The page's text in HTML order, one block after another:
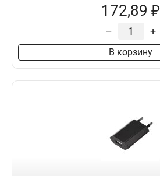
172,89 ₽
– +
В корзину